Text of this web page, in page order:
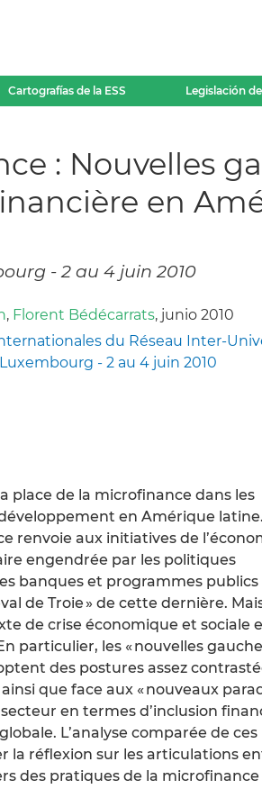
Cartografías de la ESS Legislación de
: Nouvelles
en
- 2 au 4 juin 2010
, Florent Bédécarrats, junio 2010
du Réseau Inter-
- 2 au 4 juin 2010
place de la microfinance dans les
en Amérique latine.
renvoie aux initiatives de
engendrée par les politiques
banques et programmes publics
de Troie » de cette dernière.
de crise économique et sociale
particulier, les « nouvelles
des postures assez
que face aux « nouveaux
en termes d’inclusion
L’analyse comparée de ces
la réflexion sur les articulations
des pratiques de la microfinance